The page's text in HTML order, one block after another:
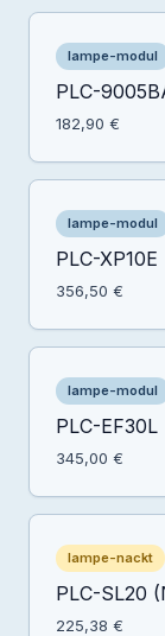
lampe-modul
PLC-
182,90 €
lampe-modul
PLC-XP10E
356,50 €
lampe-modul
PLC-EF30L
345,00 €
lampe-nackt
PLC-SL20
225,38 €